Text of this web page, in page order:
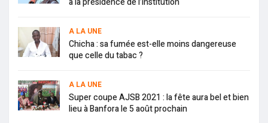
A LA UNE
Chicha : sa fumée est-elle moins dangereuse
que celle du tabac ?
A LA UNE
Super coupe AJSB 2021 : la fête aura bel et bien
lieu à Banfora le 5 août prochain